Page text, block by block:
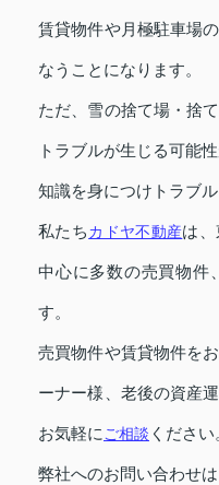
賃貸物件や月極駐車場
なうことになります。
ただ、雪の捨て場・捨
トラブルが生じる可能性
知識を身につけトラブ
私たちカドヤ不動産は
中心に多数の売買物件
す。
売買物件や賃貸物件を
ーナー様、老後の資産
お気軽にご相談 ください
弊社へのお問い合わせ